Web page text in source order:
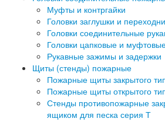
Муфты и контргайки
Головки заглушки и
Головки соединительные
Головки цапковые и
Рукавные зажимы и задержки
Щиты (стенды) пожарные
Пожарные щиты закрытого
Пожарные щиты открытого
Стенды противопожарные
ящиком для песка серия Т